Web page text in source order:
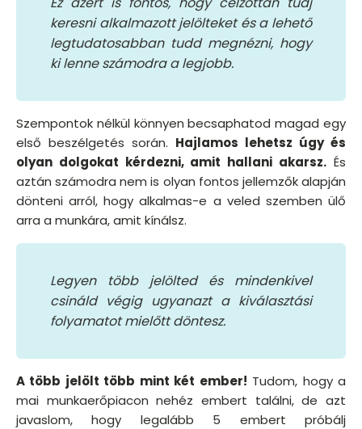
keresni alkalmazott jelölteket és a lehető
legtudatosabban tudd megnézni, hogy
ki lenne számodra a legjobb.
Szempontok nélkül könnyen becsaphatod magad egy
első beszélgetés során. Hajlamos lehetsz úgy és
olyan dolgokat kérdezni, amit hallani akarsz. És
aztán számodra nem is olyan fontos jellemzők alapján
dönteni arról, hogy alkalmas-e a veled szemben ülő
arra a munkára, amit kínálsz.
Legyen több jelölted és mindenkivel
csináld végig ugyanazt a kiválasztási
folyamatot mielőtt döntesz.
A több jelölt több mint két ember! Tudom, hogy a
mai munkaerőpiacon nehéz embert találni, de azt
javaslom, hogy legalább 5 embert próbálj